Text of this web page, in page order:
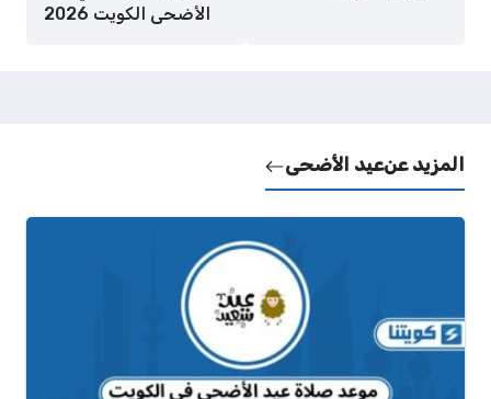
الأضحى الكويت 2026
المزيد عنعيد الأضحى